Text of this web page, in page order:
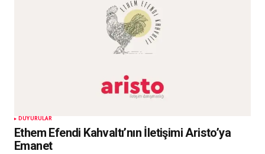
DUYURULAR
Ethem Efendi Kahvaltı’nın İletişimi Aristo’ya
Emanet